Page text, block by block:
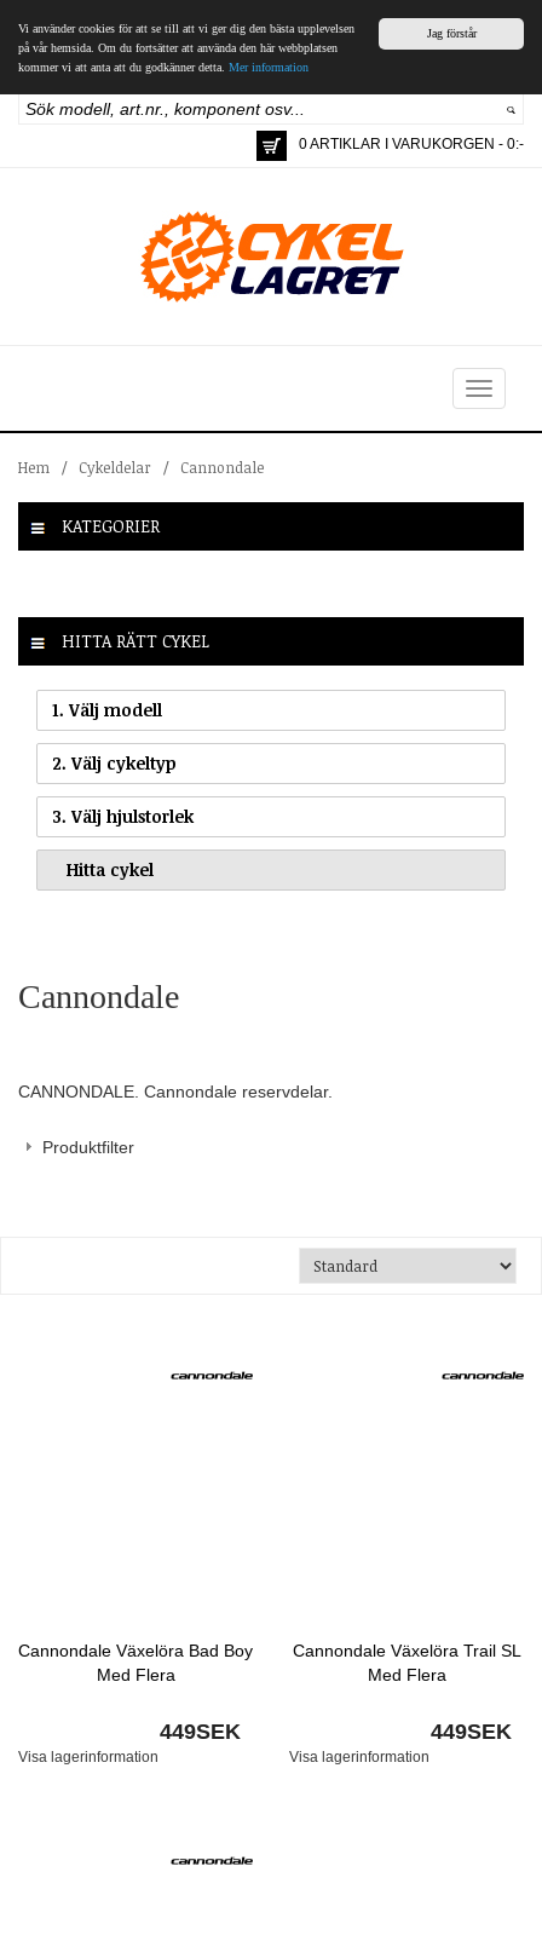
Jag förstår
Vi använder cookies för att se till att vi ger dig den bästa upplevelsen
på vår hemsida. Om du fortsätter att använda den här webbplatsen
kommer vi att anta att du godkänner detta. Mer information
0 ARTIKLAR I VARUKORGEN - 0:-
Toggle
navigation
Hem / Cykeldelar / Cannondale
KATEGORIER
HITTA RÄTT CYKEL
1. Välj modell
2. Välj cykeltyp
3. Välj hjulstorlek
Cannondale
CANNONDALE. Cannondale reservdelar.
Produktfilter
Cannondale Växelöra Bad Boy
Med Flera
449SEK
Visa lagerinformation
Cannondale Växelöra Trail SL
Med Flera
449SEK
Visa lagerinformation